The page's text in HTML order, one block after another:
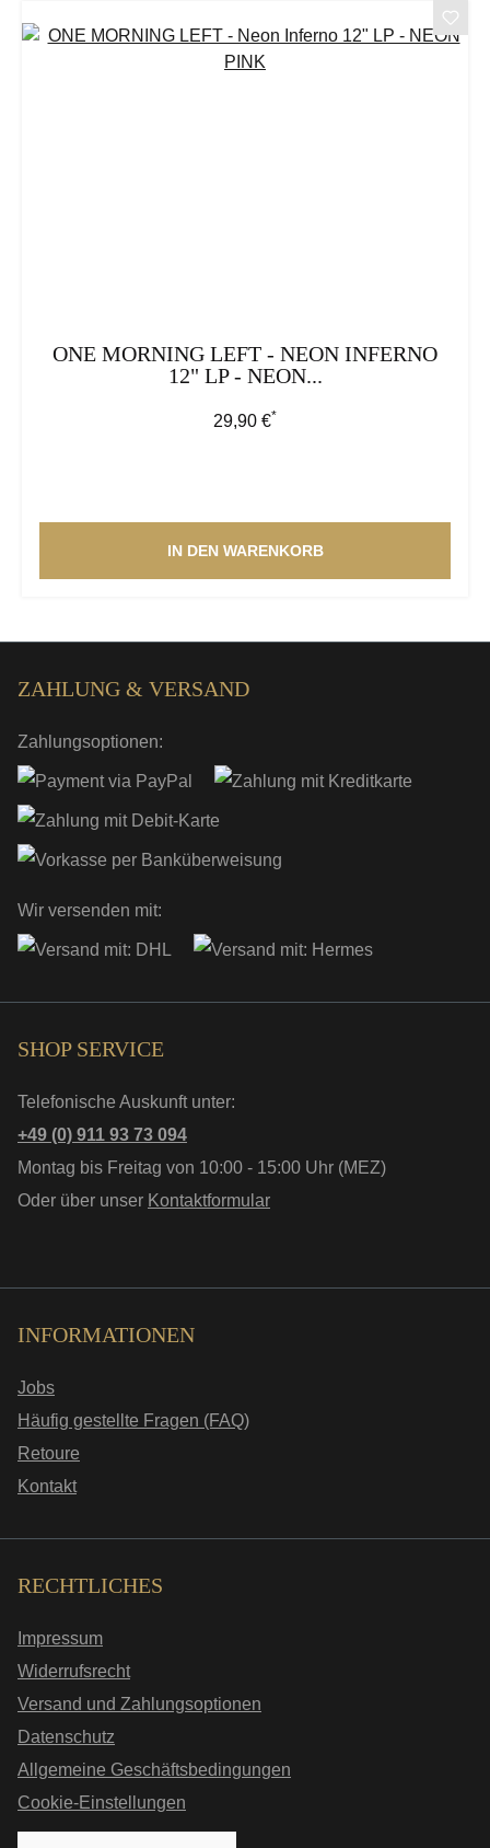
ONE MORNING LEFT - NEON INFERNO
12" LP - NEON...
Regulärer Preis:
29,90 €*
IN DEN WARENKORB
ZAHLUNG & VERSAND
Zahlungsoptionen:
Wir versenden mit:
SHOP SERVICE
Telefonische Auskunft unter:
+49 (0) 911 93 73 094
Montag bis Freitag von 10:00 - 15:00 Uhr (MEZ)
Oder über unser Kontaktformular
INFORMATIONEN
Jobs
Häufig gestellte Fragen (FAQ)
Retoure
Kontakt
RECHTLICHES
Impressum
Widerrufsrecht
Versand und Zahlungsoptionen
Datenschutz
Allgemeine Geschäftsbedingungen
Cookie-Einstellungen